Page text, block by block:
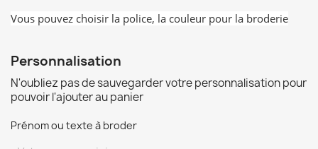
Vous pouvez choisir la police, la couleur pour la broderie
Personnalisation
N'oubliez pas de sauvegarder votre personnalisation pour
pouvoir l'ajouter au panier
Prénom ou texte à broder